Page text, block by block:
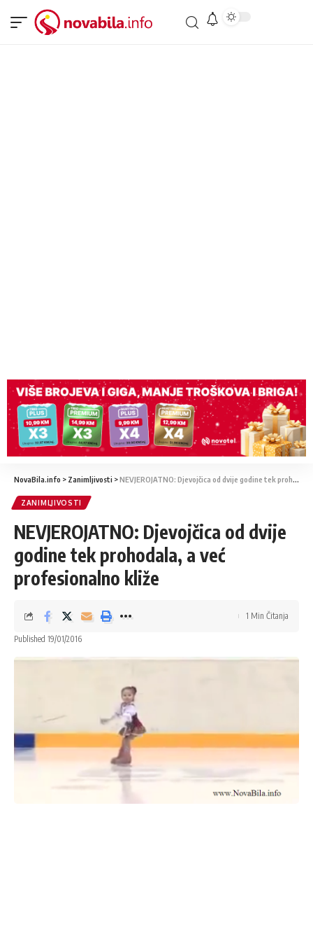
NovaBila.info > Zanimljivosti >NEVJEROJATNO: Djevojčica od dvije godine tek prohodala, a već profesionalno kliže
ZANIMLJIVOSTI
NEVJEROJATNO: Djevojčica od dvije
godine tek prohodala, a već
profesionalno kliže
Published 19/01/2016
1 Min Čitanja